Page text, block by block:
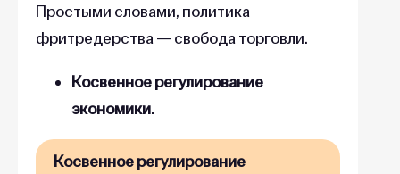
Простыми словами, политика
фритредерства — свобода торговли.
Косвенное регулирование
экономики.
Косвенное регулирование